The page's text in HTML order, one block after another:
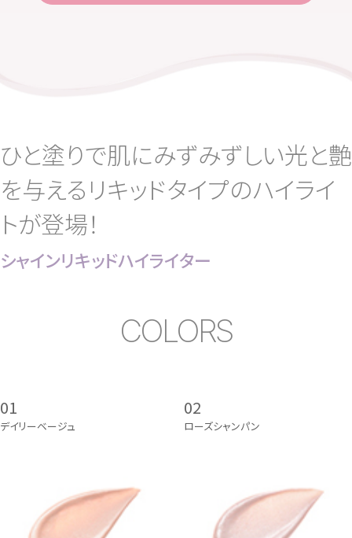
ひと塗りで肌にみずみずしい光と艶
を与えるリキッドタイプのハイライ
トが登場！
シャインリキッドハイライター
COLORS
01
デイリーベージュ
02
ローズシャンパン